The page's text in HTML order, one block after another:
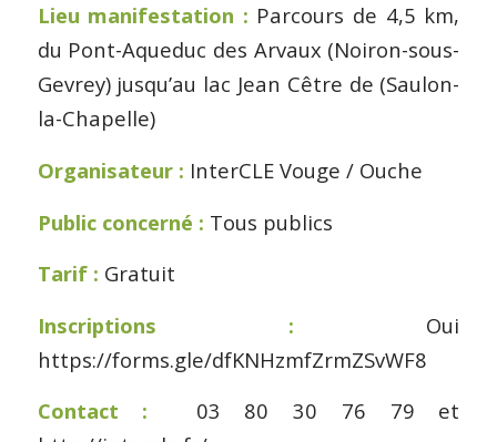
Lieu manifestation : Parcours de 4,5 km,
du Pont-Aqueduc des Arvaux (Noiron-sous-
Gevrey) jusqu’au lac Jean Cêtre de (Saulon-
la-Chapelle)
Organisateur : InterCLE Vouge / Ouche
Public concerné : Tous publics
Tarif : Gratuit
Inscriptions : Oui
https://forms.gle/dfKNHzmfZrmZSvWF8
Contact :
03 80 30 76 79 et